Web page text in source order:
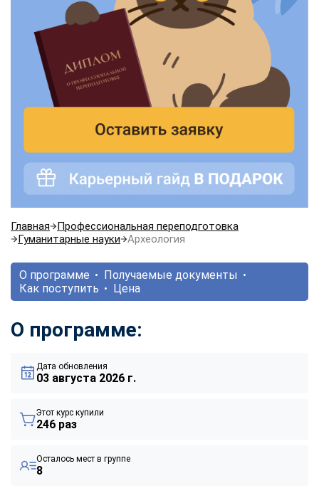
Главная
Профессиональная переподготовка
Гуманитарные науки
Археология
О программе
Получаемые документы
Как поступить
Цена
О программе:
Дата обновления
03 августа 2026 г.
Этот курс купили
246 раз
Осталось мест в группе
8